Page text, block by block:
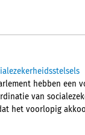
hebben
van
het voorlopig